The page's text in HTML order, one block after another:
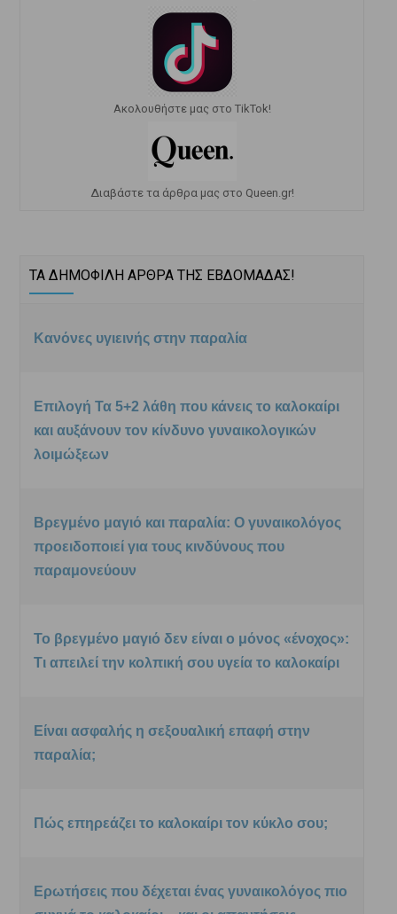
Ακολουθήστε μας στο TikTok!
Διαβάστε τα άρθρα μας στο Queen.gr!
ΤΑ ΔΗΜΟΦΙΛΗ ΑΡΘΡΑ ΤΗΣ ΕΒΔΟΜΑΔΑΣ!
Κανόνες υγιεινής στην παραλία
Επιλογή Τα 5+2 λάθη που κάνεις το καλοκαίρι
και αυξάνουν τον κίνδυνο γυναικολογικών
λοιμώξεων
Βρεγμένο μαγιό και παραλία: Ο γυναικολόγος
προειδοποιεί για τους κινδύνους που
παραμονεύουν
Το βρεγμένο μαγιό δεν είναι ο μόνος «ένοχος»:
Τι απειλεί την κολπική σου υγεία το καλοκαίρι
Είναι ασφαλής η σεξουαλική επαφή στην
παραλία;
Πώς επηρεάζει το καλοκαίρι τον κύκλο σου;
Ερωτήσεις που δέχεται ένας γυναικολόγος πιο